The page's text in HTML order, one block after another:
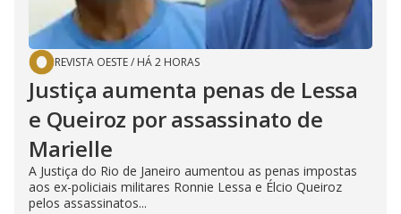
REVISTA OESTE/ HÁ 2 HORAS
Justiça aumenta penas de Lessa
e Queiroz por assassinato de
Marielle
A Justiça do Rio de Janeiro aumentou as penas impostas
aos ex-policiais militares Ronnie Lessa e Élcio Queiroz
pelos assassinatos...